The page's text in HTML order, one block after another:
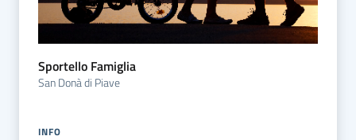
Sportello Famiglia
San Donà di Piave
INFO